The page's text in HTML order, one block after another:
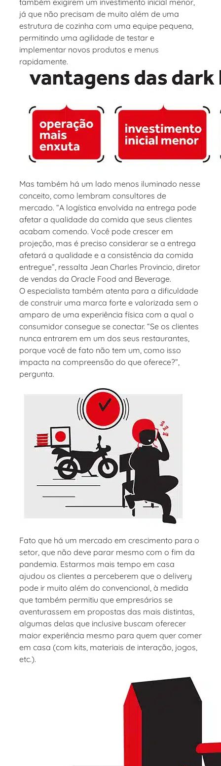
já que não precisam de muito além de uma
estrutura de cozinha com uma equipe pequena,
permitindo uma agilidade de testar e
implementar novos produtos e menus
rapidamente.
Mas também há um lado menos iluminado nesse
conceito, como lembram consultores de
mercado. “A logística envolvida na entrega pode
afetar a qualidade da comida que seus clientes
acabam comendo. Você pode crescer em
projeção, mas é preciso considerar se a entrega
afetará a qualidade e a consistência da comida
entregue”, ressalta Jean Charles Provincio, diretor
de vendas da Oracle Food and Beverage.
O especialista também atenta para a dificuldade
de construir uma marca forte e valorizada sem o
amparo de uma experiência física com a qual o
consumidor consegue se conectar. “Se os clientes
nunca entrarem em um dos seus restaurantes,
porque você de fato não tem um, como isso
impacta na compreensão do que oferece?”,
pergunta.
Fato que há um mercado em crescimento para o
setor, que não deve parar mesmo com o fim da
pandemia. Estarmos mais tempo em casa
ajudou os clientes a perceberem que o delivery
pode ir muito além do convencional, à medida
que também permitiu que empresários se
aventurassem em propostas das mais distintas,
algumas delas que inclusive buscam oferecer
maior experiência mesmo para quem quer comer
em casa (com kits, materiais de interação, jogos,
etc.).